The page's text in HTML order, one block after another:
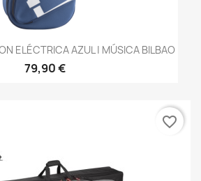
ELÉCTRICA AZUL | MÚSICA BILBAO
79,90 €
favorite_border